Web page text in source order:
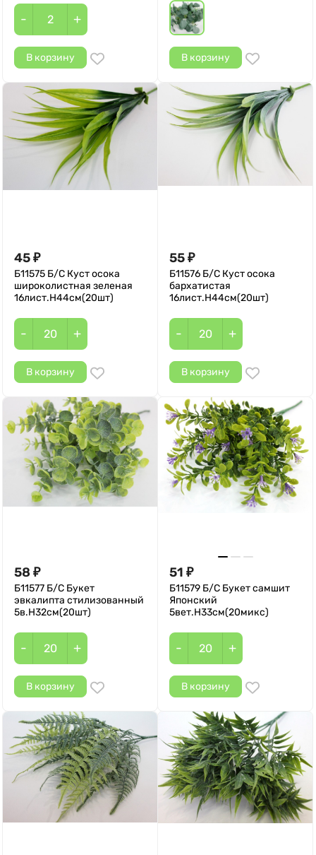
- +
В корзину В корзину
45 ₽
Б11575 Б/С Куст осока
широколистная зеленая
16лист.Н44см(20шт)
- +
В корзину
55 ₽
Б11576 Б/С Куст осока
бархатистая
16лист.Н44см(20шт)
- +
В корзину
58 ₽
Б11577 Б/С Букет
эвкалипта стилизованный
5в.Н32см(20шт)
- +
В корзину
51 ₽
Б11579 Б/С Букет самшит
Японский
5вет.Н33см(20микс)
- +
В корзину